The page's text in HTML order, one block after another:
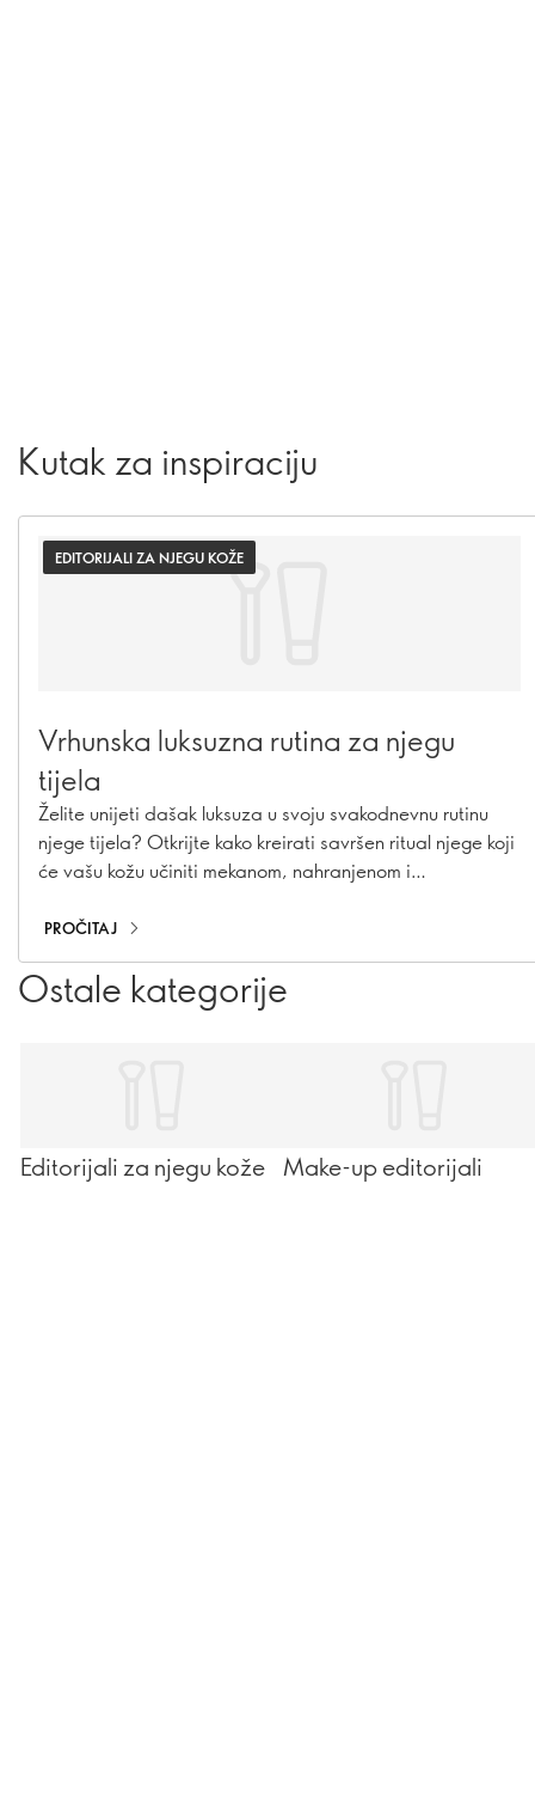
Kutak za inspiraciju
EDITORIJALI ZA NJEGU KOŽE
Vrhunska luksuzna rutina za njegu
tijela
Želite unijeti dašak luksuza u svoju svakodnevnu rutinu
njege tijela? Otkrijte kako kreirati savršen ritual njege koji
će vašu kožu učiniti mekanom, nahranjenom i
jednostavnih koraka, svakodnevna njega može postati
pravi trenutak opuštanja i uživanja.
PROČITAJ
Ostale kategorije
Editorijali za njegu kože Make-up editorijali